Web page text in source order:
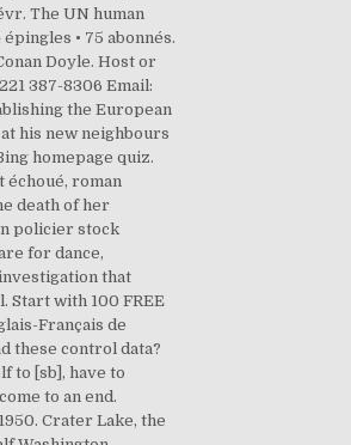
The UN human
• 75 abonnés.
Doyle. Host or
387-8306 Email:
the European
his new neighbours
homepage quiz.
échoué, roman
death of her
policier stock
for dance,
that
Start with 100 FREE
Français de
these control data?
to [sb], have to
to an end.
Crater Lake, the